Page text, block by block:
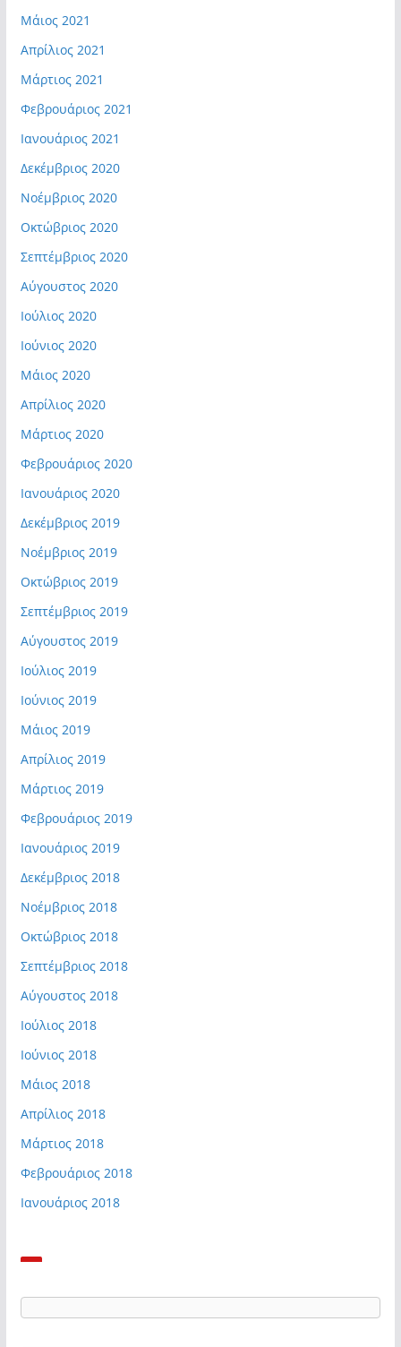
Μάιος 2021
Απρίλιος 2021
Μάρτιος 2021
Φεβρουάριος 2021
Ιανουάριος 2021
Δεκέμβριος 2020
Νοέμβριος 2020
Οκτώβριος 2020
Σεπτέμβριος 2020
Αύγουστος 2020
Ιούλιος 2020
Ιούνιος 2020
Μάιος 2020
Απρίλιος 2020
Μάρτιος 2020
Φεβρουάριος 2020
Ιανουάριος 2020
Δεκέμβριος 2019
Νοέμβριος 2019
Οκτώβριος 2019
Σεπτέμβριος 2019
Αύγουστος 2019
Ιούλιος 2019
Ιούνιος 2019
Μάιος 2019
Απρίλιος 2019
Μάρτιος 2019
Φεβρουάριος 2019
Ιανουάριος 2019
Δεκέμβριος 2018
Νοέμβριος 2018
Οκτώβριος 2018
Σεπτέμβριος 2018
Αύγουστος 2018
Ιούλιος 2018
Ιούνιος 2018
Μάιος 2018
Απρίλιος 2018
Μάρτιος 2018
Φεβρουάριος 2018
Ιανουάριος 2018